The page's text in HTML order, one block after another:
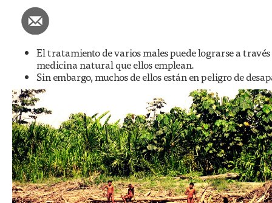
El tratamiento de varios males puede lograrse a través
medicina natural que ellos emplean.
Sin embargo, muchos de ellos están en peligro de